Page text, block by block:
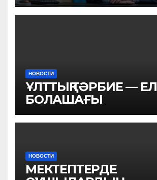
НОВОСТИ
ҰЛТТЫҚ ТӘРБИЕ — ЕЛ
БОЛАШАҒЫ
НОВОСТИ
МЕКТЕПТЕРДЕ